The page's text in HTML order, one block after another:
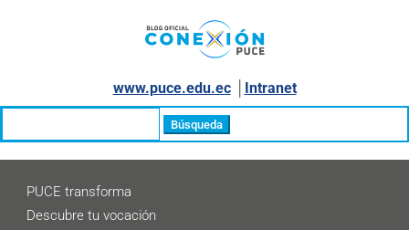
www.puce.edu.ec│ Intranet
PUCE transforma
Descubre tu vocación